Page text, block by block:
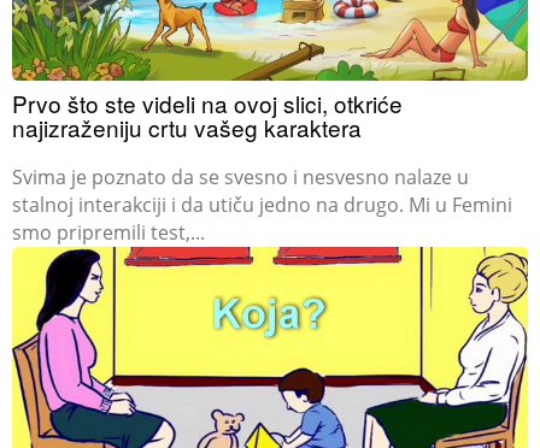
Prvo što ste videli na ovoj slici, otkriće
najizraženiju crtu vašeg karaktera
Svima je poznato da se svesno i nesvesno nalaze u
stalnoj interakciji i da utiču jedno na drugo. Mi u Femini
smo pripremili test,...